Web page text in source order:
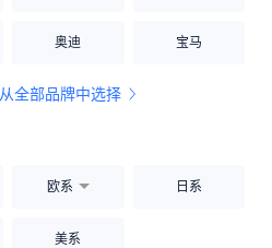
奥迪 宝马
从全部品牌中选择
欧系 日系
美系